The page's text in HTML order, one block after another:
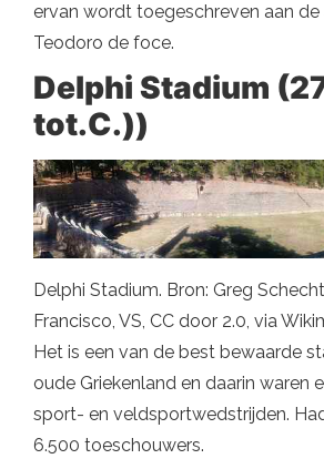
ervan wordt toegeschreven aan
Teodoro de foce.
Delphi Stadium
tot.C.))
Delphi Stadium. Bron: Greg
Francisco, VS, CC door 2.0, via
Het is een van de best bewaarde
oude Griekenland en daarin waren
sport- en veldsportwedstrijden.
6.500 toeschouwers.